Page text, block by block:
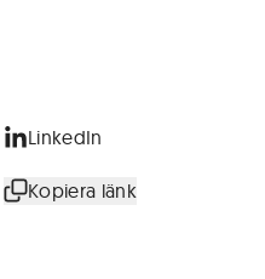
LinkedIn
Kopiera länk